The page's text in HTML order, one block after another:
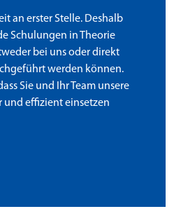
an erster Stelle. Deshalb
Schulungen in Theorie
bei uns oder direkt
werden können.
Sie und Ihr Team unsere
und effizient einsetzen